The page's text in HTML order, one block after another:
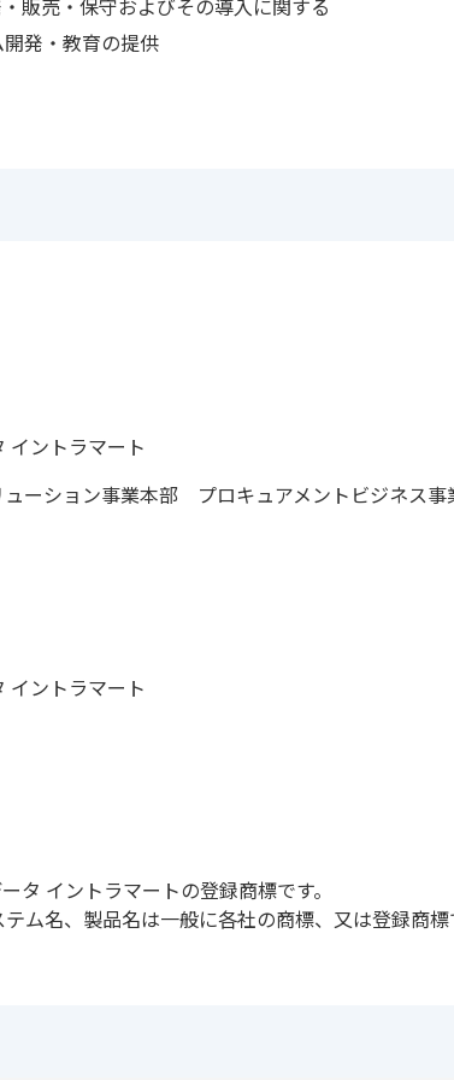
売・保守およびその導入に関する
・教育の提供
イントラマート
ューション事業本部 プロキュアメントビジネス事
イントラマート
イントラマートの登録商標です。
ム名、製品名は一般に各社の商標、又は登録商標